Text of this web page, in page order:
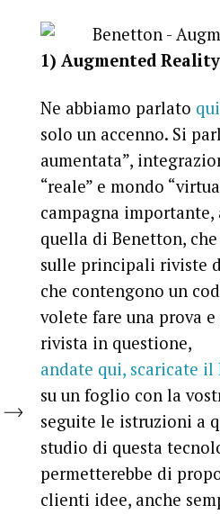
1) Augmented Reality
Ne abbiamo parlato qui
solo un accenno. Si
aumentata”,
“reale” e mondo
campagna importante,
quella di Benetton,
sulle principali riviste
che contengono un
volete fare una prova
rivista in questione,
andate qui, scaricate il
su un foglio con la
seguite le istruzioni a
studio di questa
permetterebbe di
clienti idee, anche